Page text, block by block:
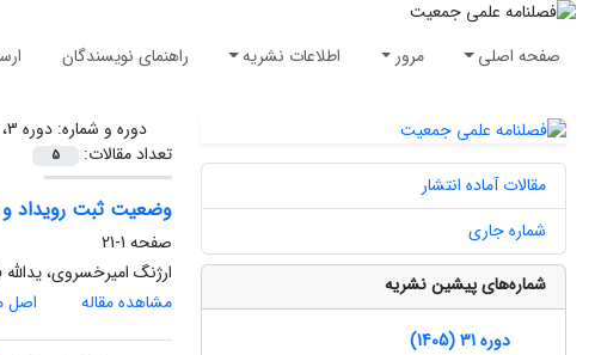
صفحه اصلی مرور اطلاعات نشریه راهنمای نویسندگان
دوره و شماره:دوره 3، شماره 7، بهار 1373 (بهار 1373)
تعداد مقالات:
5
وضعیت ثبت رویداد
صفحه 1-21
ارژنگ امیرخسروی،
مشاهده مقاله
اصل
مقالات آماده انتشار
شماره جاری
شماره‌های پیشین نشریه
دوره 31 (1405)